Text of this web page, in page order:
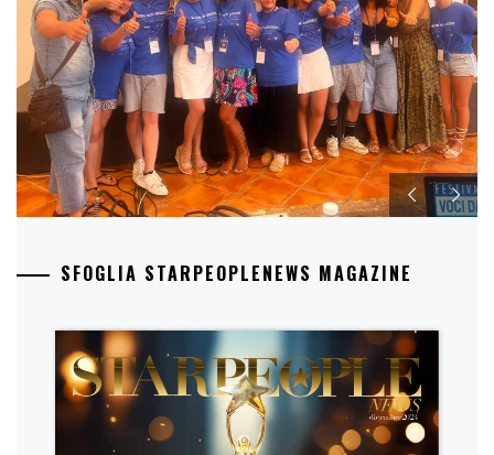
SFOGLIA STARPEOPLENEWS MAGAZINE